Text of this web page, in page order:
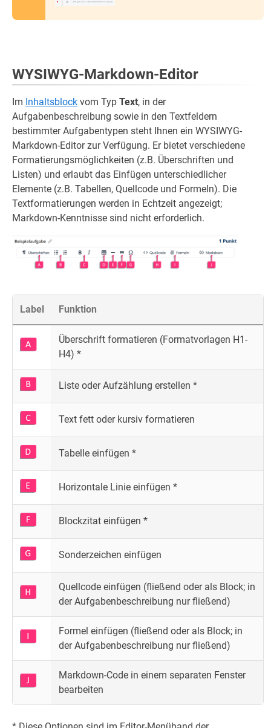
WYSIWYG-Markdown-Editor
Im Inhaltsblock vom Typ Text, in der
Aufgabenbeschreibung sowie in den Textfeldern
bestimmter Aufgabentypen steht Ihnen ein WYSIWYG-
Markdown-Editor zur Verfügung. Er bietet verschiedene
Formatierungsmöglichkeiten (z.B. Überschriften und
Listen) und erlaubt das Einfügen unterschiedlicher
Elemente (z.B. Tabellen, Quellcode und Formeln). Die
Textformatierungen werden in Echtzeit angezeigt;
Markdown-Kenntnisse sind nicht erforderlich.
Label Funktion
Überschrift formatieren (Formatvorlagen H1-
H4) *
Liste oder Aufzählung erstellen *
Text fett oder kursiv formatieren
Tabelle einfügen *
Horizontale Linie einfügen *
Blockzitat einfügen *
Sonderzeichen einfügen
Quellcode einfügen (fließend oder als Block; in
der Aufgabenbeschreibung nur fließend)
Formel einfügen (fließend oder als Block; in
der Aufgabenbeschreibung nur fließend)
Markdown-Code in einem separaten Fenster
bearbeiten